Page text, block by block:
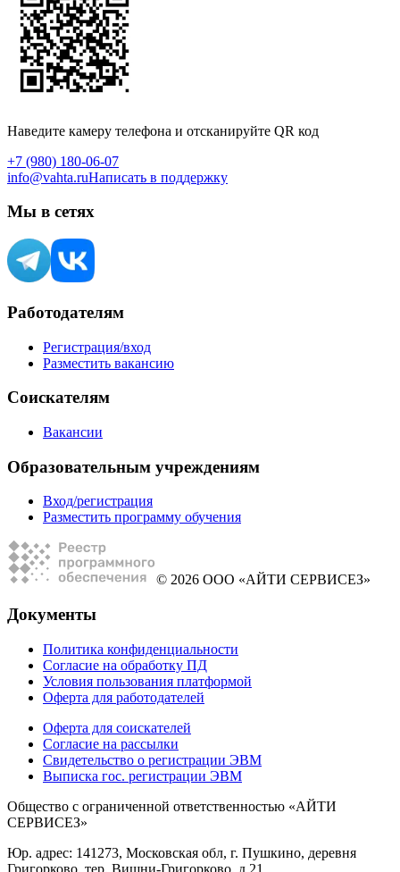
Наведите камеру телефона и отсканируйте QR код
+7 (980) 180-06-07
info@vahta.ruНаписать в поддержку
Мы в сетях
Работодателям
Регистрация/вход
Разместить вакансию
Соискателям
Вакансии
Образовательным учреждениям
Вход/регистрация
Разместить программу обучения
© 2026 ООО «АЙТИ СЕРВИСЕЗ»
Документы
Политика конфиденциальности
Согласие на обработку ПД
Условия пользования платформой
Оферта для работодателей
Оферта для соискателей
Согласие на рассылки
Свидетельство о регистрации ЭВМ
Выписка гос. регистрации ЭВМ
Общество с ограниченной ответственностью «АЙТИ
СЕРВИСЕЗ»
Юр. адрес: 141273, Московская обл, г. Пушкино, деревня
Григорково, тер. Вишни-Григорково, д 21